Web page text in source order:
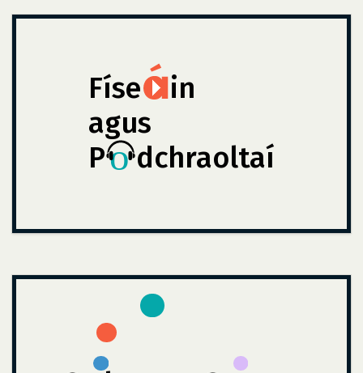
Físe
in
agus
P
dchraoltaí